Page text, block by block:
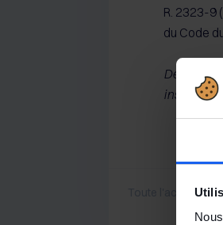
R. 2323-9
du Code
Décret n°
Toute l'actualité